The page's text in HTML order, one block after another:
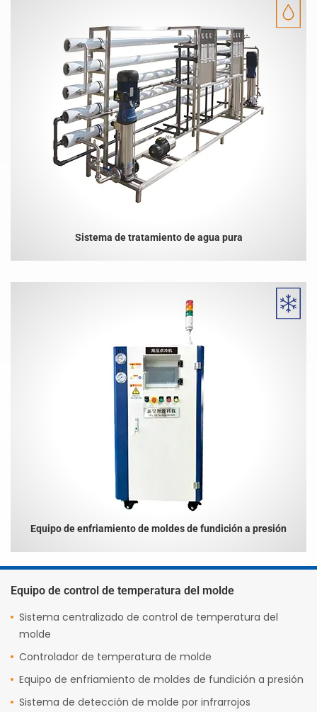
Sistema de tratamiento de agua pura
Equipo de enfriamiento de moldes de fundición a presión
Equipo de control de temperatura del molde
Sistema centralizado de control de temperatura del
molde
Controlador de temperatura de molde
Equipo de enfriamiento de moldes de fundición a presión
Sistema de detección de molde por infrarrojos